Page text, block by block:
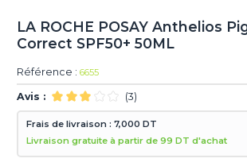
LA ROCHE POSAY Anthelios
Correct SPF50+ 50ML
Référence : 6655
Avis : (3)
Frais de livraison : 7,000 DT
Livraison gratuite à partir de 99 DT d'achat